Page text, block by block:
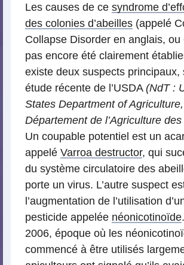
Les causes de ce syndrome
des colonies d’abeilles (appelé
Collapse Disorder en anglais, ou
pas encore été clairement
existe deux suspects principaux,
étude récente de l’USDA (NdT :
States Department of
Département de l’Agriculture
Un coupable potentiel est un
appelé Varroa destructor, qui
du système circulatoire des
porte un virus. L’autre suspect
l’augmentation de l’utilisation
pesticide appelée néonicotinoïde
2006, époque où les
commencé à être utilisés